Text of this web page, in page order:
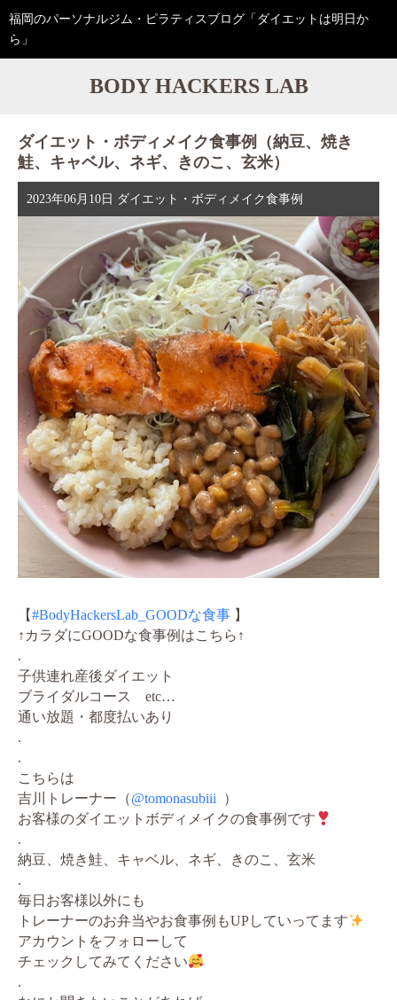
福岡のパーソナルジム・ピラティスブログ「ダイエットは明日か
ら」
BODY HACKERS LAB
ダイエット・ボディメイク食事例（納豆、焼き
鮭、キャベル、ネギ、きのこ、玄米）
2023年06月10日 ダイエット・ボディメイク食事例
【#BodyHackersLab_GOODな食事 】
↑カラダにGOODな食事例はこちら↑
.
子供連れ産後ダイエット
ブライダルコース etc…
通い放題・都度払いあり
.
.
こちらは
吉川トレーナー（@tomonasubiii ）
お客様のダイエットボディメイクの食事例です
.
納豆、焼き鮭、キャベル、ネギ、きのこ、玄米
.
毎日お客様以外にも
トレーナーのお弁当やお食事例もUPしていってます
アカウントをフォローして
チェックしてみてください
.